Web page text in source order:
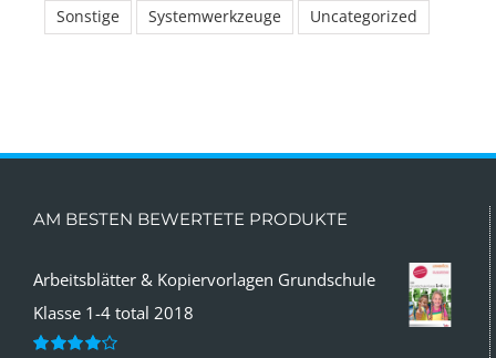
Sonstige
Systemwerkzeuge Uncategorized
AM BESTEN BEWERTETE PRODUKTE
Arbeitsblätter & Kopiervorlagen Grundschule
Klasse 1-4 total 2018